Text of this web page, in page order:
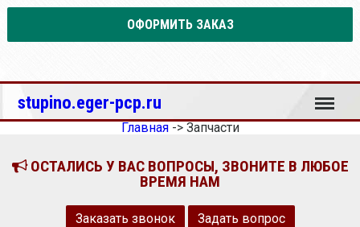
ОФОРМИТЬ ЗАКАЗ
stupino.eger-pcp.ru Меню
Главная-> Запчасти
ОСТАЛИСЬ У ВАС ВОПРОСЫ, ЗВОНИТЕ В ЛЮБОЕ
ВРЕМЯ НАМ
Заказать звонок Задать вопрос